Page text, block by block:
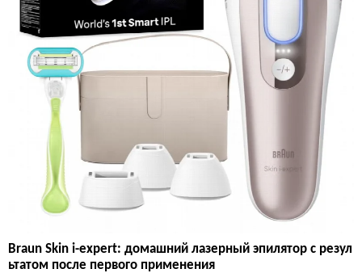
Braun Skin i-expert: домашний лазерный эпилятор с резул
ьтатом после первого применения